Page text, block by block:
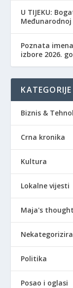
​U TIJEKU:
Poznata
izbore 2026.
KATEGORIJE
Biznis &
Crna kronika
Kultura
Lokalne vijesti
Maja's
Politika
Posao i oglasi